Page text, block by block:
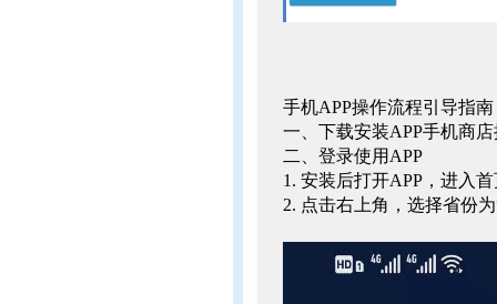
手机APP操作流程引导指南
一、下载安装APP手机商
二、登录使用APP
1. 安装后打开APP，进入
2. 点击右上角，选择省份